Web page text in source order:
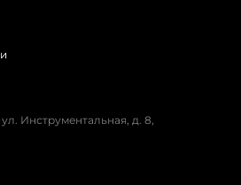
Инструментальная, д. 8,